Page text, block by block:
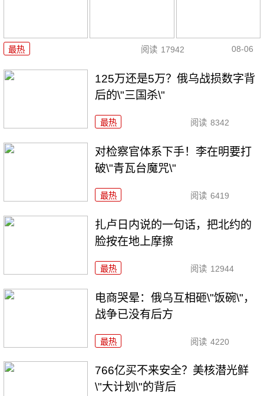
最热 阅读 17942 08-06
125万还是5万？俄乌战损数字背
后的\"三国杀\"
最热 阅读 8342
对检察官体系下手！李在明要打
破\"青瓦台魔咒\"
最热 阅读 6419
扎卢日内说的一句话，把北约的
脸按在地上摩擦
最热 阅读 12944
电商哭晕：俄乌互相砸\"饭碗\"，
战争已没有后方
最热 阅读 4220
766亿买不来安全？美核潜光鲜
\"大计划\"的背后